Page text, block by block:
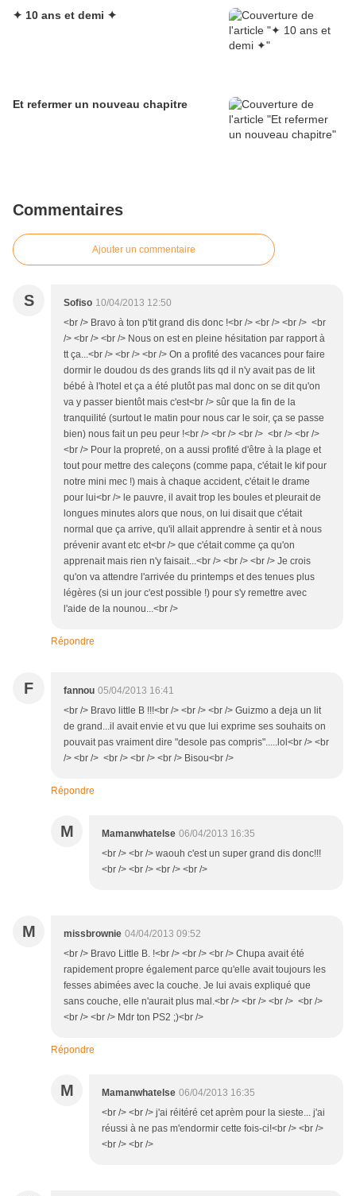
✦ 10 ans et demi ✦
Et refermer un nouveau chapitre
Commentaires
Ajouter un commentaire
S Sofiso 10/04/2013 12:50
<br /> Bravo à ton p'tit grand dis donc !<br /> <br /> <br /> <br
/> <br /> <br /> Nous on est en pleine hésitation par rapport à
tt ça...<br /> <br /> <br /> On a profité des vacances pour faire
dormir le doudou ds des grands lits qd il n'y avait pas de lit
bébé à l'hotel et ça a été plutôt pas mal donc on se dit qu'on
va y passer bientôt mais c'est<br /> sûr que la fin de la
tranquilité (surtout le matin pour nous car le soir, ça se passe
bien) nous fait un peu peur !<br /> <br /> <br /> <br /> <br />
<br /> Pour la propreté, on a aussi profité d'être à la plage et
tout pour mettre des caleçons (comme papa, c'était le kif pour
notre mini mec !) mais à chaque accident, c'était le drame
pour lui<br /> le pauvre, il avait trop les boules et pleurait de
longues minutes alors que nous, on lui disait que c'était
normal que ça arrive, qu'il allait apprendre à sentir et à nous
prévenir avant etc et<br /> que c'était comme ça qu'on
apprenait mais rien n'y faisait...<br /> <br /> <br /> Je crois
qu'on va attendre l'arrivée du printemps et des tenues plus
légères (si un jour c'est possible !) pour s'y remettre avec
l'aide de la nounou...<br />
Répondre
F fannou 05/04/2013 16:41
<br /> Bravo little B !!!<br /> <br /> <br /> Guizmo a deja un lit
de grand...il avait envie et vu que lui exprime ses souhaits on
pouvait pas vraiment dire "desole pas compris".....lol<br /> <br
/> <br /> <br /> <br /> <br /> Bisou<br />
Répondre
M Mamanwhatelse 06/04/2013 16:35
<br /> <br /> waouh c'est un super grand dis donc!!!
<br /> <br /> <br /> <br />
M missbrownie 04/04/2013 09:52
<br /> Bravo Little B. !<br /> <br /> <br /> Chupa avait été
rapidement propre également parce qu'elle avait toujours les
fesses abimées avec la couche. Je lui avais expliqué que
sans couche, elle n'aurait plus mal.<br /> <br /> <br /> <br />
<br /> <br /> Mdr ton PS2 ;)<br />
Répondre
M Mamanwhatelse 06/04/2013 16:35
<br /> <br /> j'ai réitéré cet aprèm pour la sieste... j'ai
réussi à ne pas m'endormir cette fois-ci!<br /> <br />
<br /> <br />